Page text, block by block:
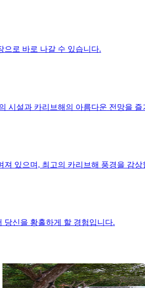
으로 바로 나갈 수 있습니다.
시설과 카리브해의 아름다운 전망을 즐
있으며, 최고의 카리브해 풍경을 감상
당신을 황홀하게 할 경험입니다.
반얀 트리 마야코바